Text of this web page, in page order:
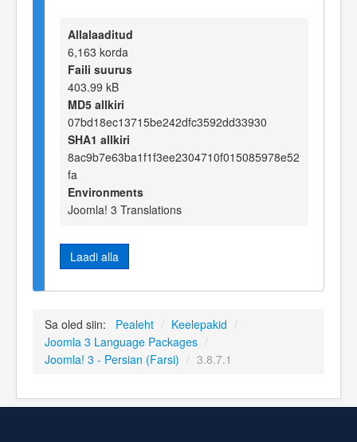
Allalaaditud
6,163 korda
Faili suurus
403.99 kB
MD5 allkiri
07bd18ec13715be242dfc3592dd33930
SHA1 allkiri
8ac9b7e63ba1f1f3ee2304710f015085978e52
fa
Environments
Joomla! 3 Translations
Laadi alla
Sa oled siin: Pealeht / Keelepakid /
Joomla 3 Language Packages /
Joomla! 3 - Persian (Farsi) / 3.8.7.1